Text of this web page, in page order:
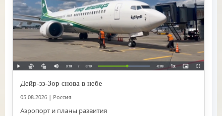
Дейр-эз-Зор снова в небе
05.08.2026 | Россия
Аэропорт и планы развития